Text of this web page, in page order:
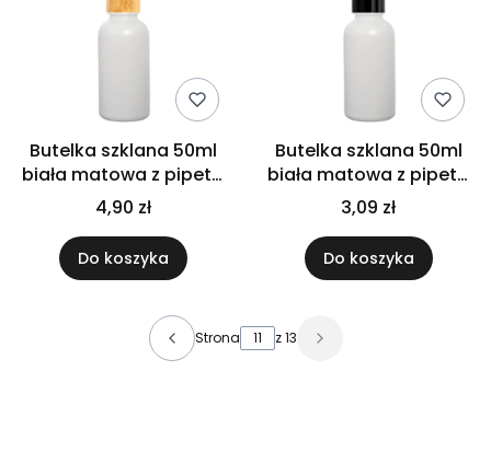
Butelka szklana 50ml
biała matowa z pipetą
bambusową
4,90 zł
Do koszyka
Butelka szklana 50ml
biała matowa z pipetą
czarną
3,09 zł
Do koszyka
Strona z 13